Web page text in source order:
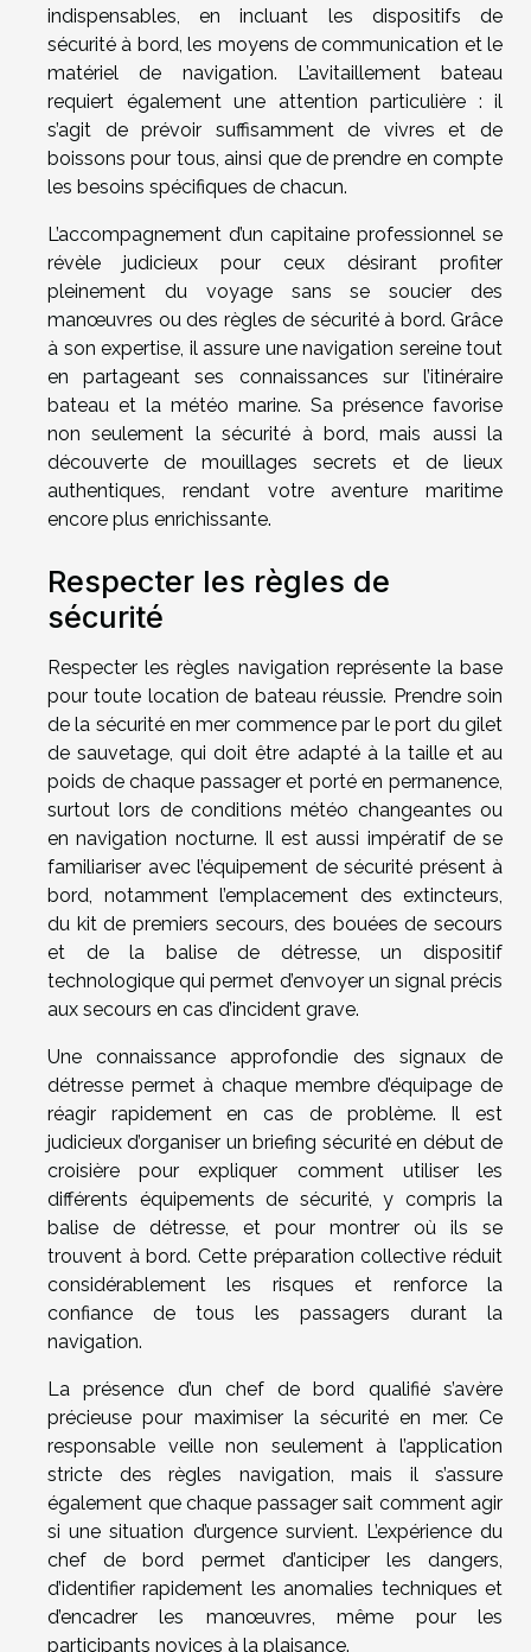
indispensables, en incluant les dispositifs de
sécurité à bord, les moyens de communication et le
matériel de navigation. L’avitaillement bateau
requiert également une attention particulière : il
s’agit de prévoir suffisamment de vivres et de
boissons pour tous, ainsi que de prendre en compte
les besoins spécifiques de chacun.
L’accompagnement d’un capitaine professionnel se
révèle judicieux pour ceux désirant profiter
pleinement du voyage sans se soucier des
manœuvres ou des règles de sécurité à bord. Grâce
à son expertise, il assure une navigation sereine tout
en partageant ses connaissances sur l’itinéraire
bateau et la météo marine. Sa présence favorise
non seulement la sécurité à bord, mais aussi la
découverte de mouillages secrets et de lieux
authentiques, rendant votre aventure maritime
encore plus enrichissante.
Respecter les règles de
sécurité
Respecter les règles navigation représente la base
pour toute location de bateau réussie. Prendre soin
de la sécurité en mer commence par le port du gilet
de sauvetage, qui doit être adapté à la taille et au
poids de chaque passager et porté en permanence,
surtout lors de conditions météo changeantes ou
en navigation nocturne. Il est aussi impératif de se
familiariser avec l’équipement de sécurité présent à
bord, notamment l’emplacement des extincteurs,
du kit de premiers secours, des bouées de secours
et de la balise de détresse, un dispositif
technologique qui permet d’envoyer un signal précis
aux secours en cas d’incident grave.
Une connaissance approfondie des signaux de
détresse permet à chaque membre d’équipage de
réagir rapidement en cas de problème. Il est
judicieux d’organiser un briefing sécurité en début de
croisière pour expliquer comment utiliser les
différents équipements de sécurité, y compris la
balise de détresse, et pour montrer où ils se
trouvent à bord. Cette préparation collective réduit
considérablement les risques et renforce la
confiance de tous les passagers durant la
navigation.
La présence d’un chef de bord qualifié s’avère
précieuse pour maximiser la sécurité en mer. Ce
responsable veille non seulement à l’application
stricte des règles navigation, mais il s’assure
également que chaque passager sait comment agir
si une situation d’urgence survient. L’expérience du
chef de bord permet d’anticiper les dangers,
d’identifier rapidement les anomalies techniques et
d’encadrer les manœuvres, même pour les
participants novices à la plaisance.